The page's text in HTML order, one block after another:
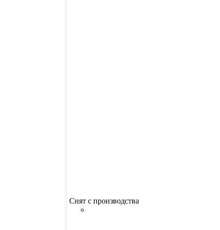
Снят с производства